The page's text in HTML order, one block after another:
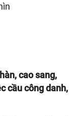
cao sang,
cầu công danh,